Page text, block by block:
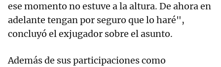
ese momento no estuve a la altura. De ahora en
adelante tengan por seguro que lo haré",
concluyó el exjugador sobre el asunto.
Además de sus participaciones como